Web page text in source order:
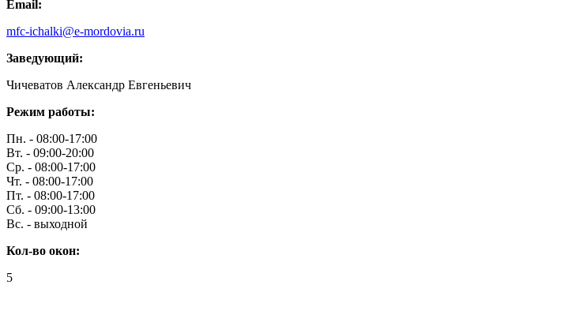
Email:
mfc-ichalki@e-mordovia.ru
Заведующий:
Чичеватов Александр Евгеньевич
Режим работы:
Пн. - 08:00-17:00
Вт. - 09:00-20:00
Ср. - 08:00-17:00
Чт. - 08:00-17:00
Пт. - 08:00-17:00
Сб. - 09:00-13:00
Вс. - выходной
Кол-во окон:
5